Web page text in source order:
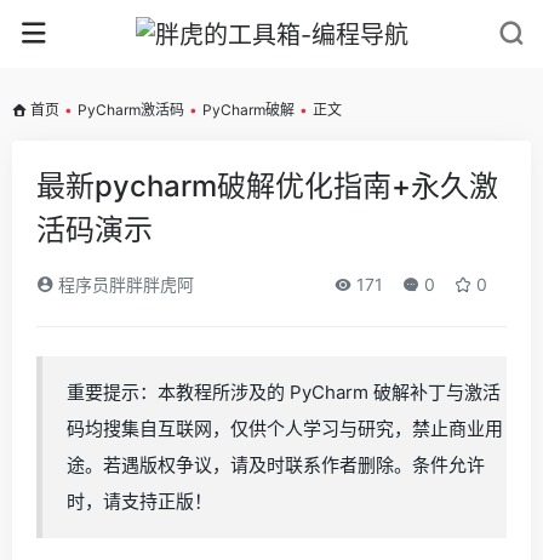
首页 • PyCharm激活码 • PyCharm破解 • 正文
最新pycharm破解优化指南+永久激
活码演示
程序员胖胖胖虎阿 171 0 0
重要提示：本教程所涉及的 PyCharm 破解补丁与激活
码均搜集自互联网，仅供个人学习与研究，禁止商业用
途。若遇版权争议，请及时联系作者删除。条件允许
时，请支持正版！